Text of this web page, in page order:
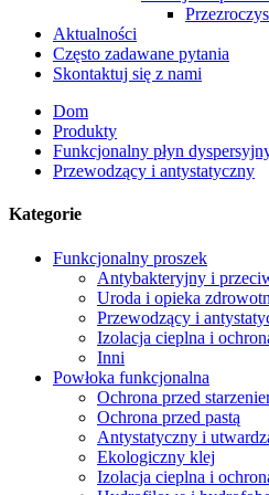
Aktualności
Często zadawane pytania
Skontaktuj się z nami
Dom
Produkty
Funkcjonalny płyn
Przewodzący i antystatyczny
Kategorie
Funkcjonalny proszek
Antybakteryjny i
Uroda i opieka
Przewodzący i
Izolacja cieplna i
Inni
Powłoka funkcjonalna
Ochrona przed
Ochrona przed pastą
Antystatyczny i
Ekologiczny klej
Izolacja cieplna i